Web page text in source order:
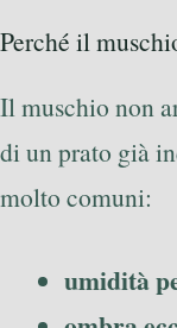
Perché il
Il muschio non
di un prato già
molto comuni:
umidità